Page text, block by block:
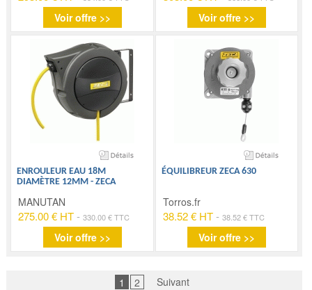
Voir offre >> Voir offre >>
ENROULEUR EAU 18M
DIAMÈTRE 12MM - ZECA
MANUTAN
275.00 € HT -330.00 € TTC
Voir offre >>
ÉQUILIBREUR ZECA 630
Torros.fr
38.52 € HT- 38.52 € TTC
Voir offre >>
1 2 Suivant